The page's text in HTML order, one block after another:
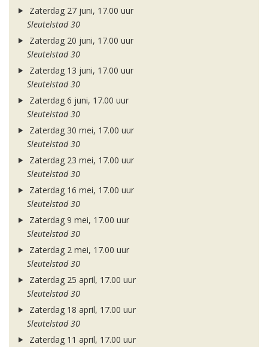
Zaterdag 27 juni, 17.00 uur
Sleutelstad 30
Zaterdag 20 juni, 17.00 uur
Sleutelstad 30
Zaterdag 13 juni, 17.00 uur
Sleutelstad 30
Zaterdag 6 juni, 17.00 uur
Sleutelstad 30
Zaterdag 30 mei, 17.00 uur
Sleutelstad 30
Zaterdag 23 mei, 17.00 uur
Sleutelstad 30
Zaterdag 16 mei, 17.00 uur
Sleutelstad 30
Zaterdag 9 mei, 17.00 uur
Sleutelstad 30
Zaterdag 2 mei, 17.00 uur
Sleutelstad 30
Zaterdag 25 april, 17.00 uur
Sleutelstad 30
Zaterdag 18 april, 17.00 uur
Sleutelstad 30
Zaterdag 11 april, 17.00 uur